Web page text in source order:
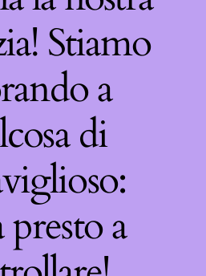
Stiamo
a
di
a